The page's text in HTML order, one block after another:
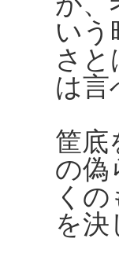
いう
さ
は言
筐底
の偽
く
を決